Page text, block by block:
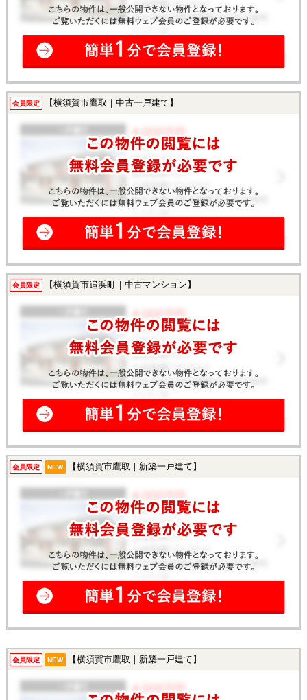
会員限定 【横須賀市鷹取｜中古一戸建て】
会員限定 【横須賀市追浜町｜中古マンション】
会員限定 NEW 【横須賀市鷹取｜新築一戸建て】
会員限定 NEW 【横須賀市鷹取｜新築一戸建て】